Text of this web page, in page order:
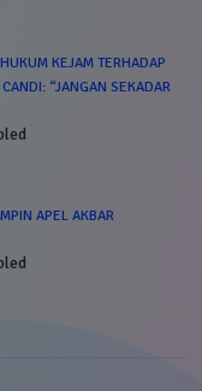
KEJAM TERHADAP
“JANGAN SEKADAR
APEL AKBAR